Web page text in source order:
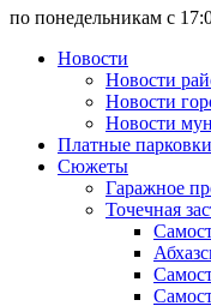
по понедельникам с
Новости
Новости
Новости
Новости
Платные парковки
Сюжеты
Гаражное
Точечная